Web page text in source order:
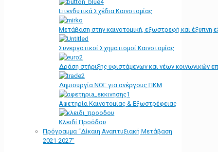
Επενδυτικά Σχέδια Καινοτομίας
Μετάβαση στην καινοτομική, εξωστρεφή και έξυπνη
Συνεργατικοί Σχηματισμοί Καινοτομίας
Δράση στήριξης υφιστάμενων και νέων κοινωνικών
Δημιουργία ΝΘΕ για ανέργους ΠΚΜ
Αφετηρία Kαινοτομίας & Εξωστρέφειας
Κλειδί Προόδου
Πρόγραμμα “Δίκαιη Αναπτυξιακή Μετάβαση
2021-2027”